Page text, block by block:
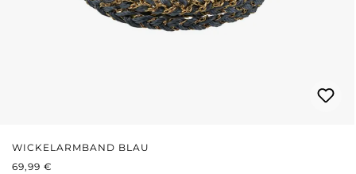
WICKELARMBAND BLAU
REGULÄRER PREIS:
69,99 €